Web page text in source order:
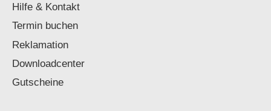
Hilfe & Kontakt
Termin buchen
Reklamation
Downloadcenter
Gutscheine